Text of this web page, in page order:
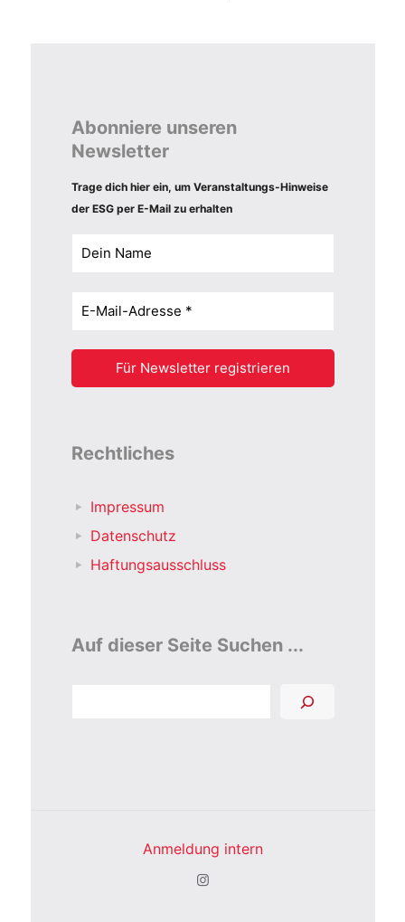
Abonniere unseren
Newsletter
Trage dich hier ein, um Veranstaltungs-Hinweise
der ESG per E-Mail zu erhalten
Rechtliches
Impressum
Datenschutz
Haftungsausschluss
Auf dieser Seite Suchen ...
Anmeldung intern